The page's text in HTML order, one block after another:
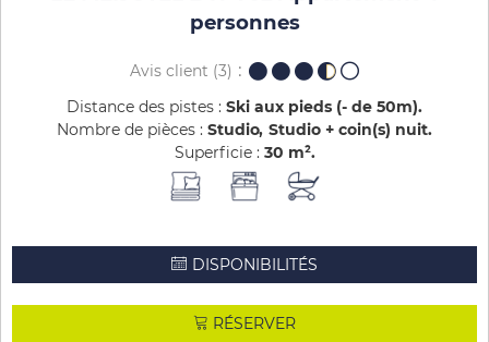
personnes
Avis client (3)
Distance des pistes : Ski aux pieds (- de 50m)
Nombre de pièces : Studio Studio + coin(s) nuit
Superficie : 30 m²
DISPONIBILITÉS
RÉSERVER